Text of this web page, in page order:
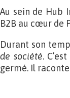
Au sein de Hub
B2B au cœur de
Durant son
de société.
germé. Il raconte